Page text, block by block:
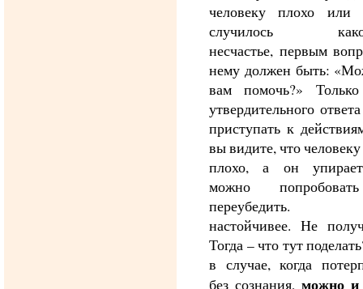
человеку плохо
случилось
несчастье, первым
нему должен быть:
вам помочь?»
утвердительного
приступать к
вы видите, что
плохо, а он
можно
переубедить.
настойчивее. Не
Тогда – что тут
в случае, когда
без сознания, можно